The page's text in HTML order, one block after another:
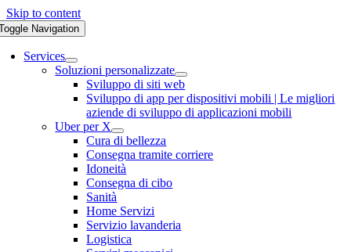
Skip to content
Navigation
Services
Soluzioni personalizzate
Sviluppo di siti web
Sviluppo di app per dispositivi mobili | Le migliori
aziende di sviluppo di applicazioni mobili
Uber per X
Cura di bellezza
Consegna tramite corriere
Idoneità
Consegna di cibo
Sanità
Home Servizi
Servizio lavanderia
Logistica